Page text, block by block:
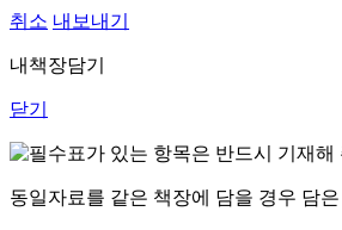
취소 내보내기
내책장담기
닫기
표가 있는 항목은 반드시 기재해
동일자료를 같은 책장에 담을 경우 담